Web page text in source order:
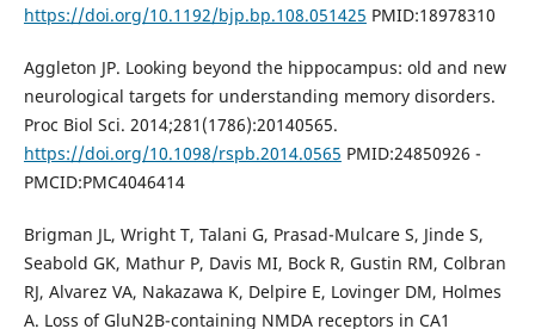
https://doi.org/10.1192/bjp.bp.108.051425 PMID:18978310
Aggleton JP. Looking beyond the hippocampus: old and new
neurological targets for understanding memory disorders.
Proc Biol Sci. 2014;281(1786):20140565.
https://doi.org/10.1098/rspb.2014.0565 PMID:24850926 -
PMCID:PMC4046414
Brigman JL, Wright T, Talani G, Prasad-Mulcare S, Jinde S,
Seabold GK, Mathur P, Davis MI, Bock R, Gustin RM, Colbran
RJ, Alvarez VA, Nakazawa K, Delpire E, Lovinger DM, Holmes
A. Loss of GluN2B-containing NMDA receptors in CA1